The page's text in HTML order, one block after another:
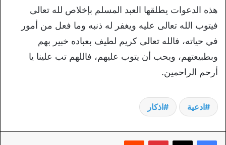
هذه الدعوات يطلقها العبد المسلم بإخلاص لله تعالى
فيتوب الله تعالى عليه ويغفر له ذنبه وما فعل من أمور
في حياته، فالله تعالى كريم لطيف بعباده خبير بهم
وبطبيعتهم، ويحب أن يتوب عليهم، فاللهم تب علينا يا
أرحم الراحمين.
ادعية اذكار
بينتيريست